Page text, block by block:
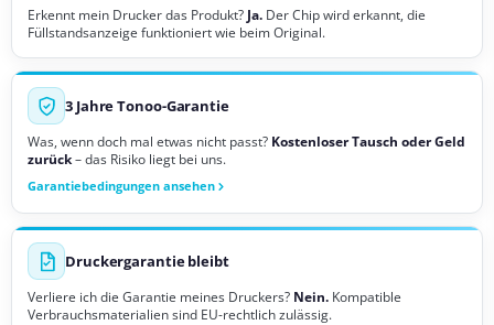
Erkennt mein Drucker das Produkt? Ja. Der Chip wird erkannt, die
Füllstandsanzeige funktioniert wie beim Original.
3 Jahre Tonoo-Garantie
Was, wenn doch mal etwas nicht passt? Kostenloser Tausch oder Geld
zurück– das Risiko liegt bei uns.
Garantiebedingungen ansehen
Druckergarantie bleibt
Verliere ich die Garantie meines Druckers? Nein. Kompatible
Verbrauchsmaterialien sind EU-rechtlich zulässig.